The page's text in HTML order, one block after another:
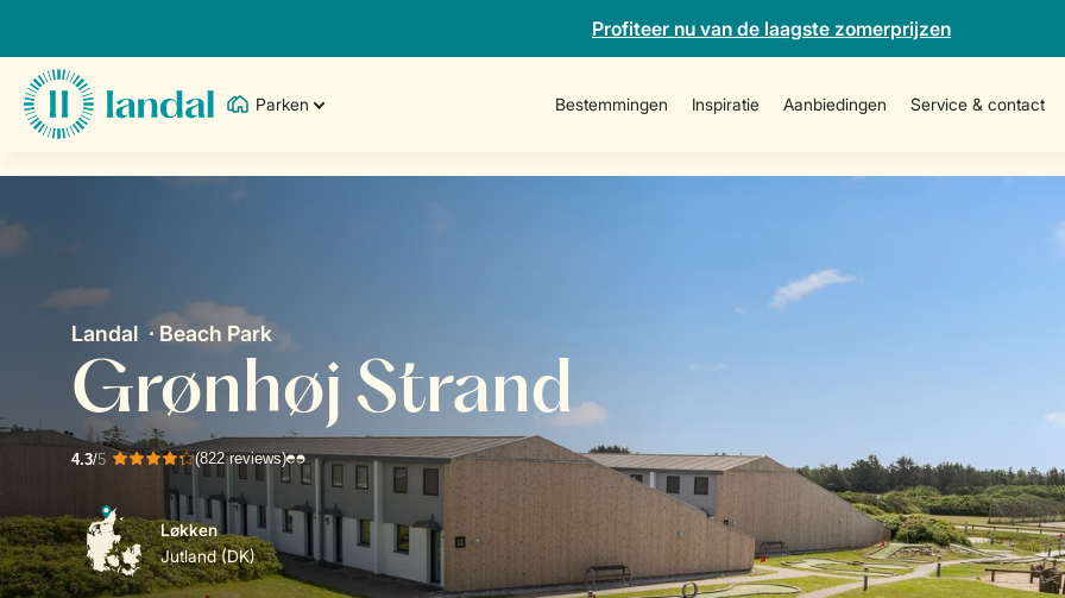
Profiteer nu van de laagste zomerprijzen
Parken Bestemmingen Inspiratie Aanbiedingen Service & contact